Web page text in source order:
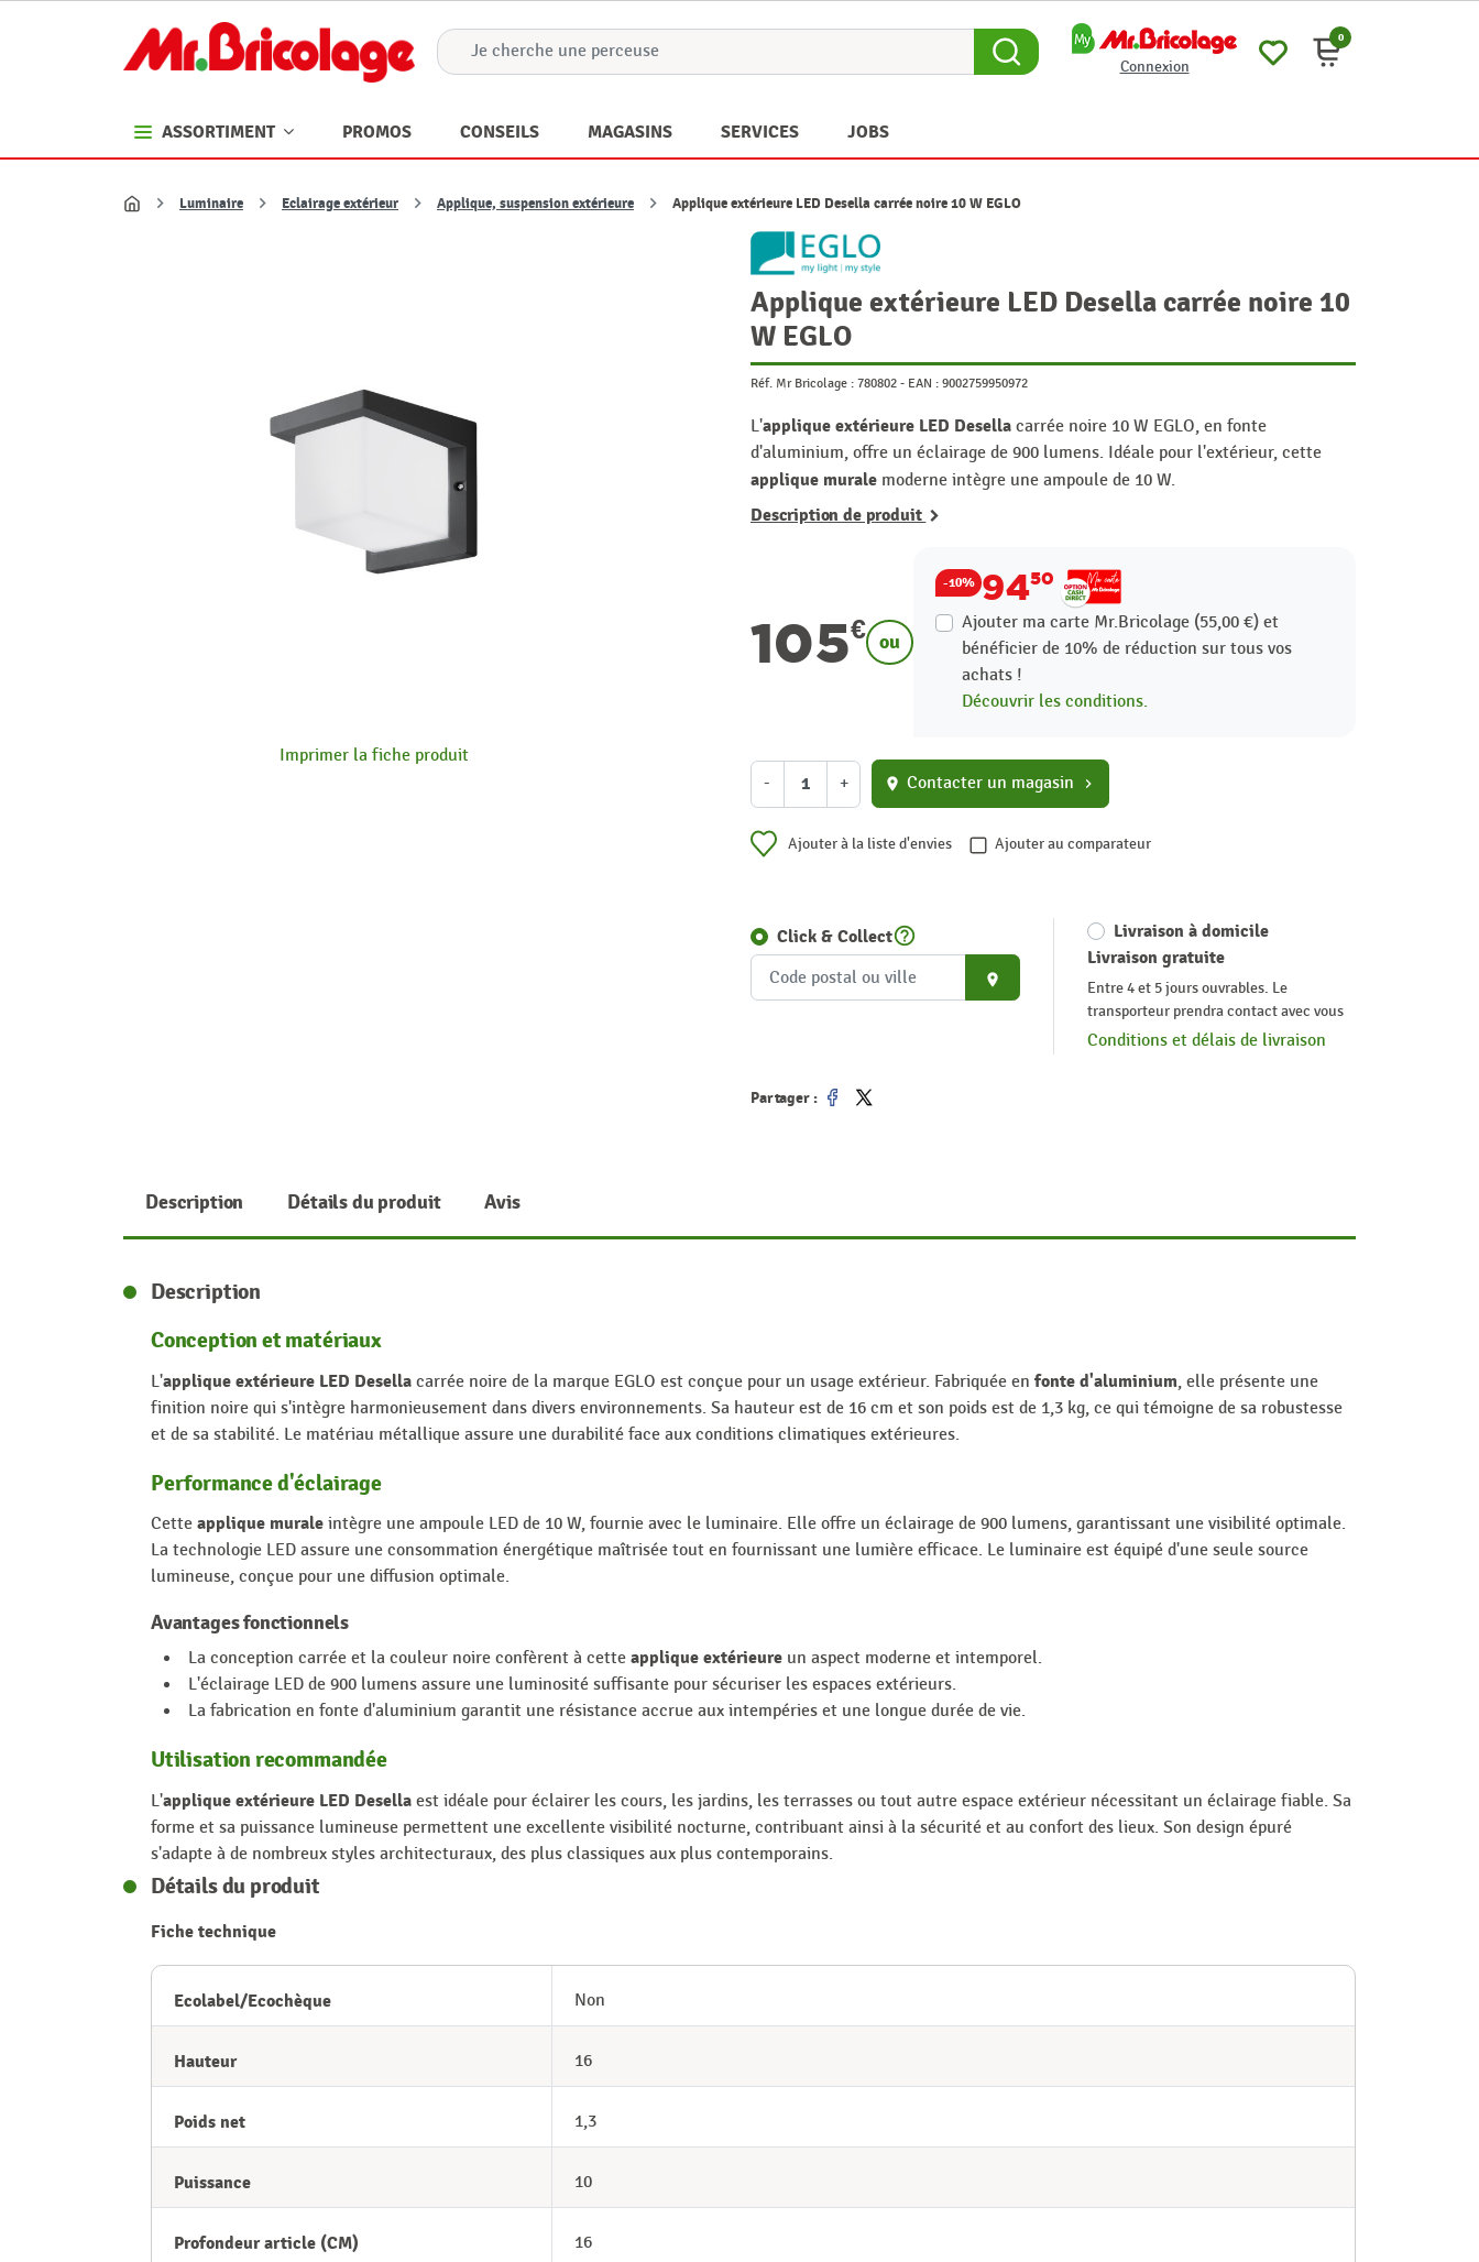
Connexion
0
ASSORTIMENT PROMOS CONSEILS MAGASINS SERVICES JOBS
Accueil
Luminaire Eclairage extérieur Applique, suspension extérieure Applique extérieure LED Desella carrée noire 10 W EGLO
Imprimer la fiche produit
Applique extérieure LED Desella carrée noire 10
W EGLO
Réf. Mr Bricolage : 780802 - EAN : 9002759950972
L'applique extérieure LED Desella carrée noire 10 W EGLO, en fonte
d'aluminium, offre un éclairage de 900 lumens. Idéale pour l'extérieur, cette
applique murale moderne intègre une ampoule de 10 W.
Description de produit
105€ ou
-10% 9450
Ajouter ma carte Mr.Bricolage (55,00 €) et
bénéficier de 10%de réduction sur tous vos
achats !
Découvrir les conditions.
- + location_on Contacter un magasin chevron_right
Ajouter à la liste d'envies Ajouter au comparateur
Click & Collecthelp_outline
place
Livraison à domicile
Livraison gratuite
Entre 4 et 5 jours ouvrables. Le
transporteur prendra contact avec vous
Conditions et délais de livraison
Partager :
Description Détails du produit Avis
Description
Conception et matériaux
L'applique extérieure LED Desella carrée noire de la marque EGLO est conçue pour un usage extérieur. Fabriquée en fonte d'aluminium, elle présente une
finition noire qui s'intègre harmonieusement dans divers environnements. Sa hauteur est de 16 cm et son poids est de 1,3 kg, ce qui témoigne de sa robustesse
et de sa stabilité. Le matériau métallique assure une durabilité face aux conditions climatiques extérieures.
Performance d'éclairage
Cette applique murale intègre une ampoule LED de 10 W, fournie avec le luminaire. Elle offre un éclairage de 900 lumens, garantissant une visibilité optimale.
La technologie LED assure une consommation énergétique maîtrisée tout en fournissant une lumière efficace. Le luminaire est équipé d'une seule source
lumineuse, conçue pour une diffusion optimale.
Avantages fonctionnels
La conception carrée et la couleur noire confèrent à cette applique extérieure un aspect moderne et intemporel.
L'éclairage LED de 900 lumens assure une luminosité suffisante pour sécuriser les espaces extérieurs.
La fabrication en fonte d'aluminium garantit une résistance accrue aux intempéries et une longue durée de vie.
Utilisation recommandée
L'applique extérieure LED Desella est idéale pour éclairer les cours, les jardins, les terrasses ou tout autre espace extérieur nécessitant un éclairage fiable. Sa
forme et sa puissance lumineuse permettent une excellente visibilité nocturne, contribuant ainsi à la sécurité et au confort des lieux. Son design épuré
s'adapte à de nombreux styles architecturaux, des plus classiques aux plus contemporains.
Détails du produit
Fiche technique
Ecolabel/Ecochèque Non
Hauteur 16
Poids net 1,3
Puissance 10
Profondeur article (CM) 16